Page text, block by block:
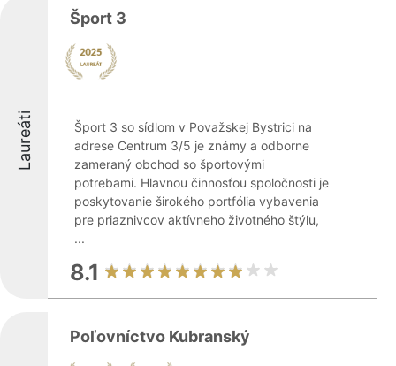
Laureáti
Šport 3
Šport 3 so sídlom v Považskej Bystrici na
adrese Centrum 3/5 je známy a odborne
zameraný obchod so športovými
potrebami. Hlavnou činnosťou spoločnosti je
poskytovanie širokého portfólia vybavenia
pre priaznivcov aktívneho životného štýlu,
...
8.1
Poľovníctvo Kubranský